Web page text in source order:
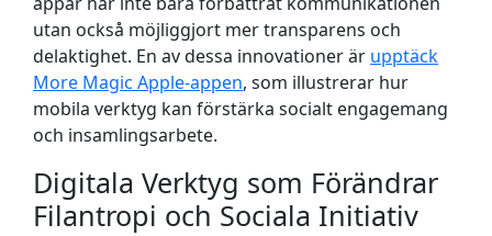
utan också möjliggjort mer transparens och
delaktighet. En av dessa innovationer är upptäck
More Magic Apple-appen, som illustrerar hur
mobila verktyg kan förstärka socialt engagemang
och insamlingsarbete.
Digitala Verktyg som Förändrar
Filantropi och Sociala Initiativ